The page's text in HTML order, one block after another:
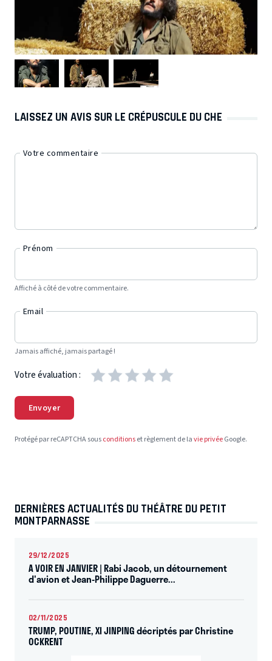
LAISSEZ UN AVIS SUR LE CRÉPUSCULE DU CHE
Votre commentaire
Prénom
Affiché à côté de votre commentaire.
Email
Jamais affiché, jamais partagé !
Votre évaluation :
Envoyer
Protégé par reCAPTCHA sousconditionset règlement de lavie privéeGoogle.
DERNIÈRES ACTUALITÉS DU THÉÂTRE DU PETIT
MONTPARNASSE
29/12/2025
A VOIR EN JANVIER | Rabi Jacob, un détournement
d'avion et Jean-Philippe Daguerre...
02/11/2025
TRUMP, POUTINE, XI JINPING décriptés par Christine
OCKRENT